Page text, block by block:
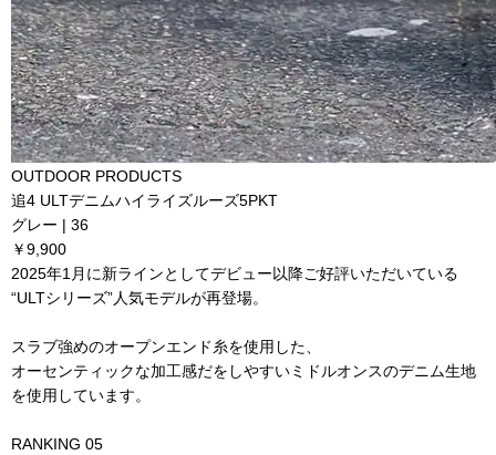
OUTDOOR PRODUCTS
追4 ULTデニムハイライズルーズ5PKT
グレー | 36
￥9,900
2025年1月に新ラインとしてデビュー以降ご好評いただいている
“ULTシリーズ”人気モデルが再登場。
スラブ強めのオープンエンド糸を使用した、
オーセンティックな加工感だをしやすいミドルオンスのデニム生地
を使用しています。
RANKING 05